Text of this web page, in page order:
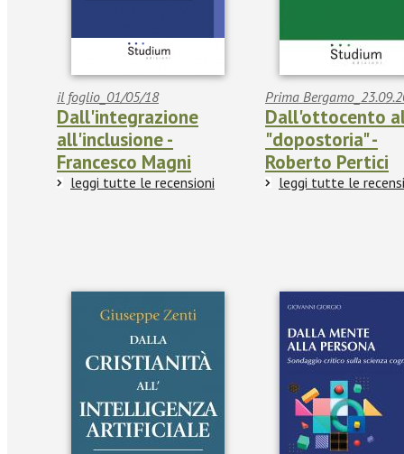
il foglio_01/05/18
Dall'integrazione
all'inclusione -
Francesco Magni
leggi tutte le recensioni
Prima
Dall'ottocento
"dopostoria" -
Roberto Pertici
leggi tutte le